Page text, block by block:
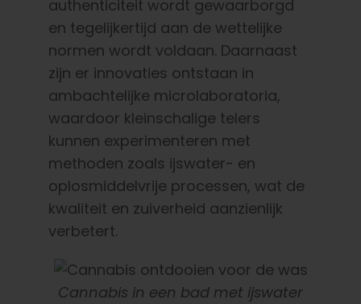
authenticiteit wordt gewaarborgd
en tegelijkertijd aan de wettelijke
normen wordt voldaan. Daarnaast
zijn er innovaties ontstaan in
ambachtelijke microlaboratoria,
waardoor kleinschalige telers
kunnen experimenteren met
methoden zoals ijswater- en
oplosmiddelvrije processen, wat de
kwaliteit en zuiverheid aanzienlijk
verbetert.
Cannabis in een bad met ijswater